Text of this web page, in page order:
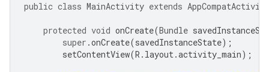
public class MainActivity extends AppCompatActivity
protected void onCreate(Bundle
super .onCreate(savedInstanceState);
setContentView(R . layout.activity_main);